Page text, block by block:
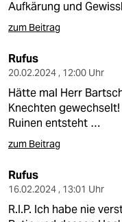
Aufkärung und
zum Beitrag
Rufus
20.02.2024 , 12:00 Uhr
Hätte mal Herr
Knechten
Ruinen entsteht …
zum Beitrag
Rufus
16.02.2024 , 13:01 Uhr
R.I.P. Ich habe nie